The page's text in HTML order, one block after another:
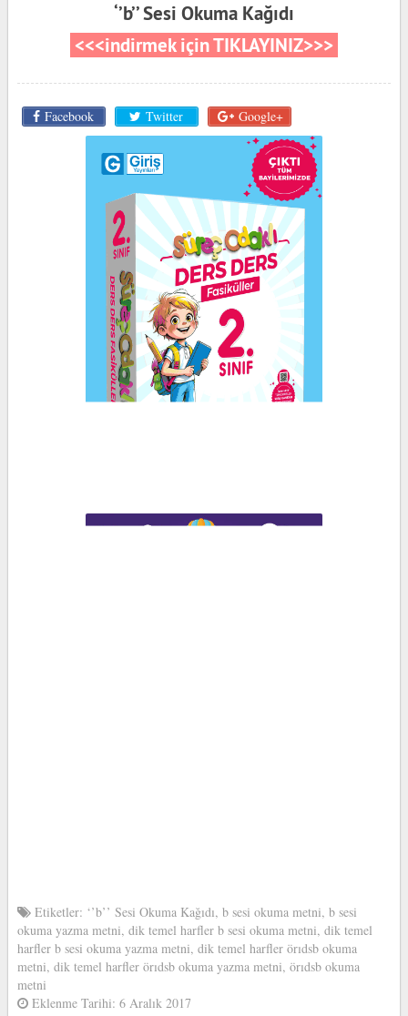
‘’b’’ Sesi Okuma Kağıdı
<<<indirmek için TIKLAYINIZ>>>
Facebook Twitter Google+
Etiketler: ‘’b’’ Sesi Okuma Kağıdı, b sesi okuma metni, b sesi
okuma yazma metni, dik temel harfler b sesi okuma metni, dik temel
harfler b sesi okuma yazma metni, dik temel harfler örıdsb okuma
metni, dik temel harfler örıdsb okuma yazma metni, örıdsb okuma
metni
Eklenme Tarihi: 6 Aralık 2017